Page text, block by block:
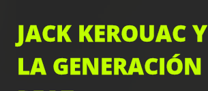
JACK KEROUAC Y
LA GENERACIÓN